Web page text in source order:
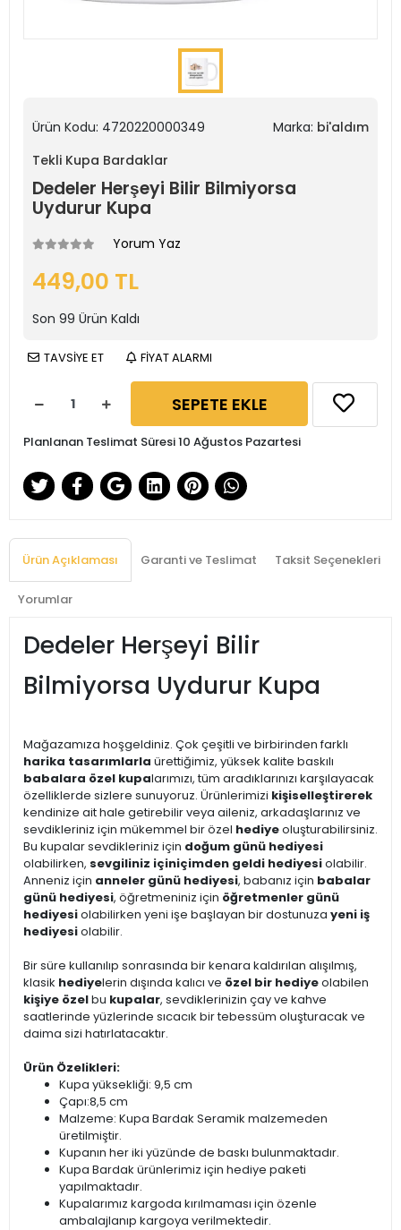
Ürün Kodu: 4720220000349 Marka: bi'aldım
Tekli Kupa Bardaklar
Dedeler Herşeyi Bilir Bilmiyorsa
Uydurur Kupa
Yorum Yaz
449,00 TL
Son 99 Ürün Kaldı
TAVSİYE ET FİYAT ALARMI
SEPETE EKLE
Planlanan Teslimat Süresi 10 Ağustos Pazartesi
Ürün Açıklaması Garanti ve Teslimat Taksit Seçenekleri
Yorumlar
Dedeler Herşeyi Bilir
Bilmiyorsa Uydurur Kupa
Mağazamıza hoşgeldiniz. Çok çeşitli ve birbirinden farklı
harika tasarımlarla ürettiğimiz, yüksek kalite baskılı
babalara özel kupalarımızı, tüm aradıklarınızı karşılayacak
özelliklerde sizlere sunuyoruz. Ürünlerimizi kişiselleştirerek
kendinize ait hale getirebilir veya aileniz, arkadaşlarınız ve
sevdikleriniz için mükemmel bir özel hediyeoluşturabilirsiniz.
Bu kupalar sevdikleriniz için doğum günü hediyesi
olabilirken, sevgiliniz içiniçimden geldi hediyesiolabilir.
Anneniz için anneler günü hediyesi, babanız için babalar
günü hediyesi, öğretmeniniz için öğretmenler günü
hediyesiolabilirken yeni işe başlayan bir dostunuza yeni iş
hediyesiolabilir.
Bir süre kullanılıp sonrasında bir kenara kaldırılan alışılmış,
klasik hediyelerin dışında kalıcı ve özel bir hediyeolabilen
kişiye özelbu kupalar, sevdiklerinizin çay ve kahve
saatlerinde yüzlerinde sıcacık bir tebessüm oluşturacak ve
daima sizi hatırlatacaktır.
Ürün Özelikleri:
Kupa yüksekliği: 9,5 cm
Çapı:8,5 cm
Malzeme: Kupa Bardak Seramik malzemeden
üretilmiştir.
Kupanın her iki yüzünde de baskı bulunmaktadır.
Kupa Bardak ürünlerimiz için hediye paketi
yapılmaktadır.
Kupalarımız kargoda kırılmaması için özenle
ambalajlanıp kargoya verilmektedir.